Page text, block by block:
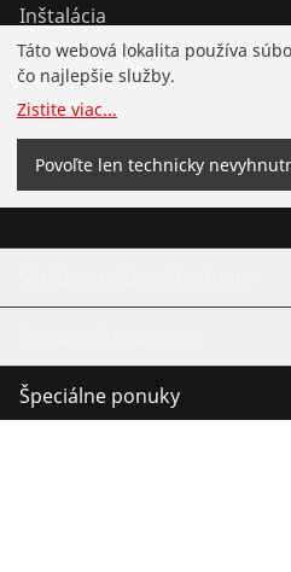
Inštalácia
Servis a údržba
Univerzálne náradie
Špeciálne ponuky
Táto webová lokalita používa
čo najlepšie služby.
Zistite viac...
Povoľte len technicky